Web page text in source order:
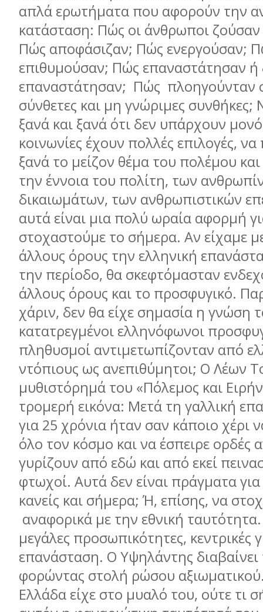
απλά ερωτήματα που αφορούν την
κατάσταση: Πώς οι άνθρωποι ζούσαν
Πώς αποφάσιζαν; Πώς ενεργούσαν;
επιθυμούσαν; Πώς επαναστάτησαν ή
επαναστάτησαν; Πώς πλοηγούνταν
σύνθετες και μη γνώριμες συνθήκες;
ξανά και ξανά ότι δεν υπάρχουν
κοινωνίες έχουν πολλές επιλογές,
ξανά το μείζον θέμα του πολέμου
την έννοια του πολίτη, των
δικαιωμάτων, των ανθρωπιστικών
αυτά είναι μια πολύ ωραία αφορμή
στοχαστούμε το σήμερα. Αν είχαμε
άλλους όρους την ελληνική
την περίοδο, θα σκεφτόμασταν
άλλους όρους και το προσφυγικό.
χάριν, δεν θα είχε σημασία η γνώση
κατατρεγμένοι ελληνόφωνοι
πληθυσμοί αντιμετωπίζονταν από
ντόπιους ως ανεπιθύμητοι; Ο Λέων
μυθιστόρημά του «Πόλεμος και
τρομερή εικόνα: Μετά τη γαλλική
για 25 χρόνια ήταν σαν κάποιο χέρι
όλο τον κόσμο και να έσπειρε
γυρίζουν από εδώ και από εκεί
φτωχοί. Αυτά δεν είναι πράγματα
κανείς και σήμερα; Ή, επίσης, να
αναφορικά με την εθνική
μεγάλες προσωπικότητες, κεντρικές
επανάσταση. Ο Υψηλάντης
φορώντας στολή ρώσου
Ελλάδα είχε στο μυαλό του, ούτε τι